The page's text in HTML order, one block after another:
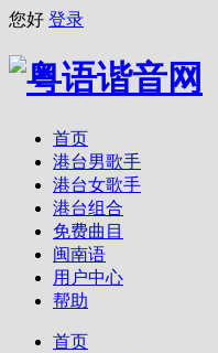
您好 登录
首页
港台男歌手
港台女歌手
港台组合
免费曲目
闽南语
用户中心
帮助
首页